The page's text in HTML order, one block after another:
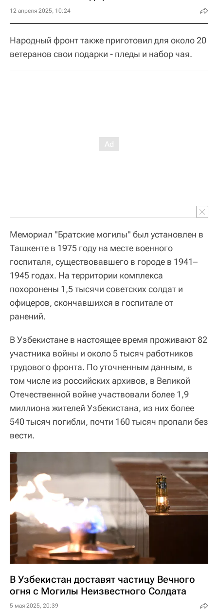
12 апреля 2025, 10:24
Народный фронт также приготовил для около 20
ветеранов свои подарки - пледы и набор чая.
Мемориал "Братские могилы" был установлен в
Ташкенте в 1975 году на месте военного
госпиталя, существовавшего в городе в 1941–
1945 годах. На территории комплекса
похоронены 1,5 тысячи советских солдат и
офицеров, скончавшихся в госпитале от
ранений.
В Узбекистане в настоящее время проживают 82
участника войны и около 5 тысяч работников
трудового фронта. По уточненным данным, в
том числе из российских архивов, в Великой
Отечественной войне участвовали более 1,9
миллиона жителей Узбекистана, из них более
540 тысяч погибли, почти 160 тысяч пропали без
вести.
В Узбекистан доставят частицу Вечного
огня с Могилы Неизвестного Солдата
5 мая 2025, 20:39